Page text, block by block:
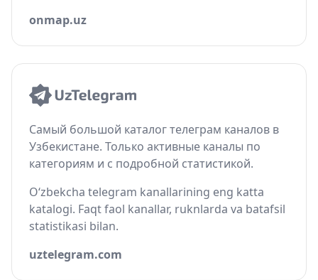
onmap.uz
Самый большой каталог телеграм каналов в
Узбекистане. Только активные каналы по
категориям и с подробной статистикой.
O‘zbekcha telegram kanallarining eng katta
katalogi. Faqt faol kanallar, ruknlarda va batafsil
statistikasi bilan.
uztelegram.com